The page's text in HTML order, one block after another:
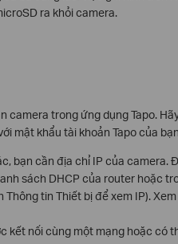
ra khỏi camera.
camera trong ứng dụng Tapo.
mật khẩu tài khoản Tapo của
bạn cần địa chỉ IP của camera.
sách DHCP của router hoặc
tin Thiết bị để xem IP).
kết nối cùng một mạng hoặc có